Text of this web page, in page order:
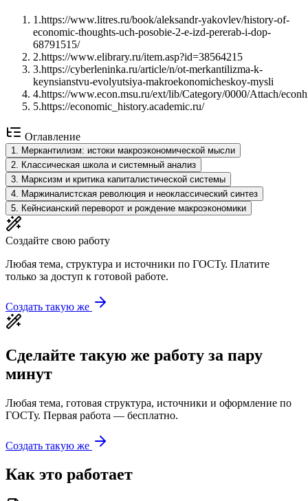
1 .https://www.litres.ru/book/aleksandr-yakovlev/history-of-
economic-thoughts-uch-posobie-2-e-izd-pererab-i-dop-
68791515/
2.https://www.elibrary.ru/item.asp?id=38564215
3.https://cyberleninka.ru/article/n/ot-merkantilizma-k-
keynsianstvu-evolyutsiya-makroekonomicheskoy-mysli
4.https://www.econ.msu.ru/ext/lib/Category/0000/Attach/
5.https://economic_history.academic.ru/
Оглавление
1
Меркантилизм: истоки макроэкономической мысли
2
Классическая школа и системный анализ
3
Марксизм и критика капиталистической системы
4
Маржиналистская революция и неоклассический синтез
5
Кейнсианский переворот и рождение макроэкономики
Создайте свою работу
Любая тема, структура и источники по ГОСТу. Платите
только за доступ к готовой работе.
Создать такую же
Сделайте такую же работу за пару
минут
Любая тема, готовая структура, источники и оформление по
ГОСТу. Первая работа — бесплатно.
Создать такую же
Как это работает